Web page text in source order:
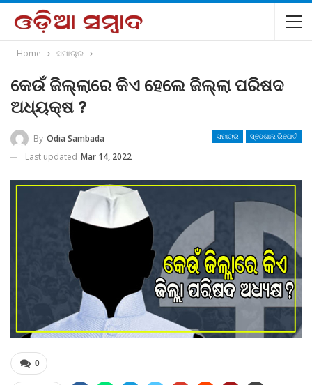
Home ସମାଚାର
କେଉଁ ଜିଲ୍ଲାରେ କିଏ ହେଲେ ଜିଲ୍ଲା ପରିଷଦ
ଅଧ୍ୟକ୍ଷ ?
ସମାଚାର ସ୍ପେଶାଲ ରିପୋର୍ଟ
By Odia Sambada
Last updated Mar 14, 2022
0